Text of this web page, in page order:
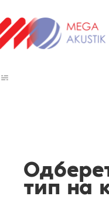
тип на